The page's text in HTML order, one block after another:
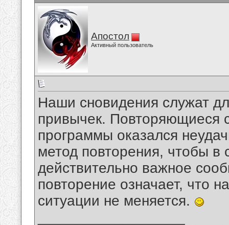
Апостол
Активный пользователь
Наши сновидения служат
привычек. Повторяющиеся
программы оказался
метод повторения, чтобы в
действительно важное
повторение означает, что
ситуации не меняется.